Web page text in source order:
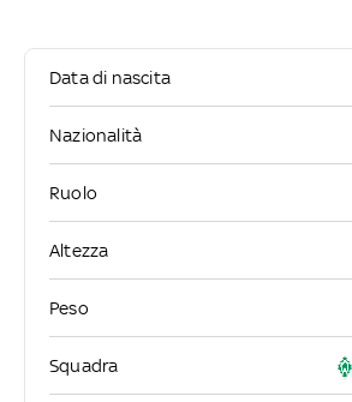
Data di nascita
Nazionalità
Ruolo
Altezza
Peso
Squadra